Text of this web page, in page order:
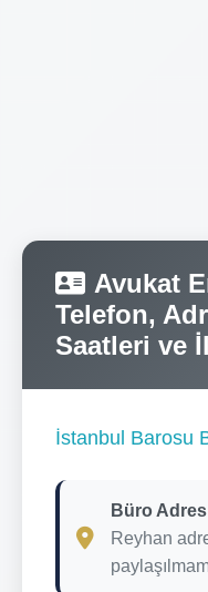
Avukat
Telefon,
Saatleri ve
İstanbul Barosu
Büro
Reyhan